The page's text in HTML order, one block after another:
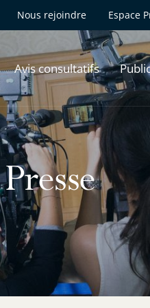
Nous rejoindre Espace
Avis consultatifs